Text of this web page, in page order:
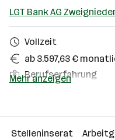
LGT Bank AG
Vollzeit
ab 3.597,63 €
Berufserfahrung
Mehr anzeigen
Stelleninserat